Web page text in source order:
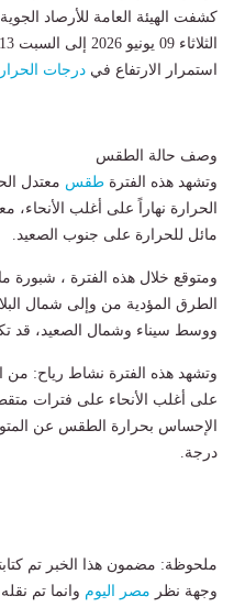
كشفت الهيئة العامة للأرصاد
استمرار الارتفاع في درجات
وصف حالة الطقس
وتشهد هذه الفترة طقس معتدل
الحرارة نهاراً على أغلب الأنحاء،
مائل للحرارة على جنوب الصعيد.
الطرق المؤدية من وإلى شمال
ووسط سيناء وشمال الصعيد، قد
على أغلب الأنحاء على فترات
درجة.
ملحوظة: مضمون هذا الخبر تم
وجهة نظر مصر اليوم وانما تم